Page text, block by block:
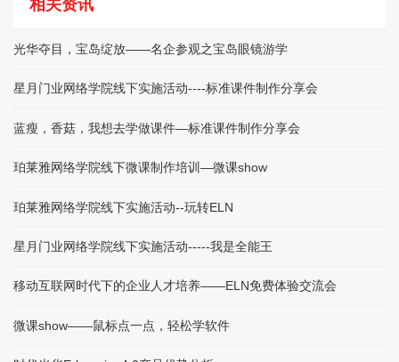
相关资讯
光华夺目，宝岛绽放——名企参观之宝岛眼镜游学
星月门业网络学院线下实施活动----标准课件制作分享会
蓝瘦，香菇，我想去学做课件—标准课件制作分享会
珀莱雅网络学院线下微课制作培训—微课show
珀莱雅网络学院线下实施活动--玩转ELN
星月门业网络学院线下实施活动-----我是全能王
移动互联网时代下的企业人才培养——ELN免费体验交流会
微课show——鼠标点一点，轻松学软件